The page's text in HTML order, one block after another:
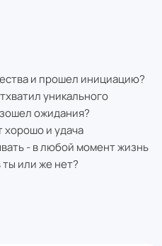
и прошел инициацию?
уникального
ожидания?
хорошо и удача
- в любой момент жизнь
или же нет?